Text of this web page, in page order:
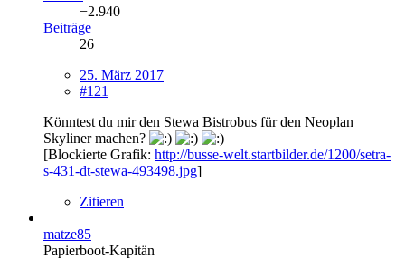
−2.940
Beiträge
26
25. März 2017
#121
Könntest du mir den Stewa Bistrobus für den Neoplan
Skyliner machen?
[Blockierte Grafik: http://busse-welt.startbilder.de/1200/setra-
s-431-dt-stewa-493498.jpg]
Zitieren
matze85
Papierboot-Kapitän